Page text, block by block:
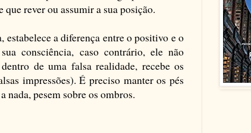
rever ou assumir a sua posição.
estabelece a diferença entre o positivo e o
consciência, caso contrário, ele não
de uma falsa realidade, recebe os
impressões). É preciso manter os pés
nada, pesem sobre os ombros.